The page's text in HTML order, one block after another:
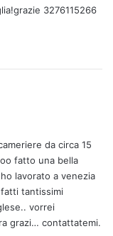
3276115266
da circa 15
fatto una bella
lavorato a venezia
tantissimi
vorrei
grazi… contattatemi.